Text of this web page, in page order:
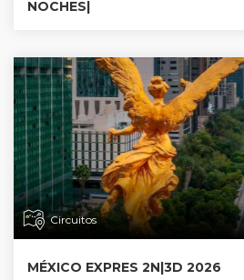
NOCHES|
Circuitos
MÉXICO EXPRES 2N|3D 2026